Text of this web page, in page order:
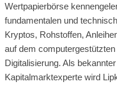
Wertpapierbörse
fundamentalen und
Kryptos, Rohstoffen,
auf dem
Digitalisierung. Als
Kapitalmarktexperte wird